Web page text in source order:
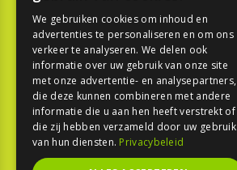
TESTEN
SPORT
REPORTAGE
TOUREN
NIEUWSBRIEF
We gebruiken cookies om inhoud en
advertenties te personaliseren en om ons
verkeer te analyseren. We delen ook
informatie over uw gebruik van onze site
met onze advertentie- en analysepartners,
die deze kunnen combineren met andere
informatie die u aan hen heeft verstrekt of
die zij hebben verzameld door uw gebruik
van hun diensten. Privacybeleid